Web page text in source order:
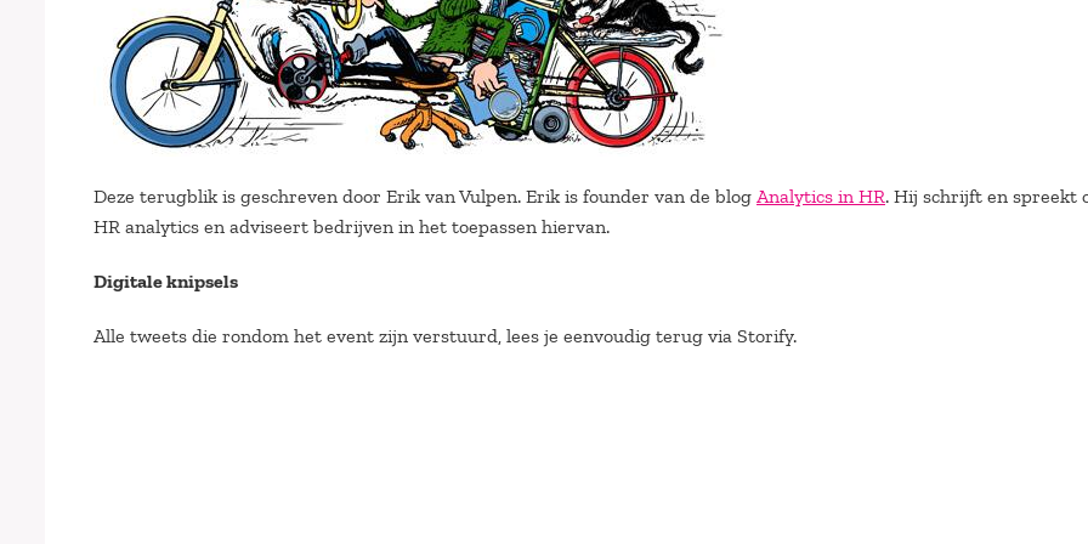
Deze terugblik is geschreven door Erik van Vulpen. Erik is founder van de blog Analytics in HR. Hij schrijft en spreekt
HR analytics en adviseert bedrijven in het toepassen hiervan.
Digitale knipsels
Alle tweets die rondom het event zijn verstuurd, lees je eenvoudig terug via Storify.